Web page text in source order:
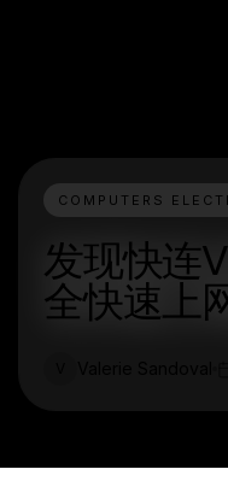
COMPUTERS
发现快连
全快速上